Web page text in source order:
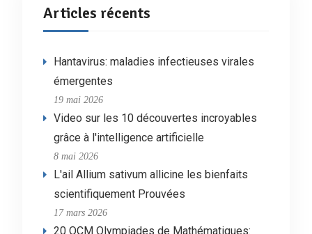
Articles récents
Hantavirus: maladies infectieuses virales
émergentes
19 mai 2026
Video sur les 10 découvertes incroyables
grâce à l'intelligence artificielle
8 mai 2026
L'ail Allium sativum allicine les bienfaits
scientifiquement Prouvées
17 mars 2026
20 QCM Olympiades de Mathématiques: